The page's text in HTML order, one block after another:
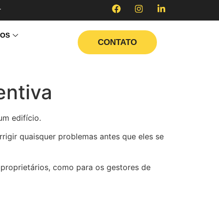
CONTATO
edifício.
quaisquer problemas antes que eles se
como para os gestores de